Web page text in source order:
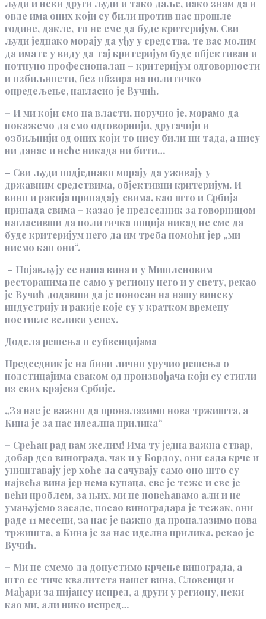
људи и неки други људи и тако даље, иако знам да и
овде има оних који су били против нас прошле
године, дакле, то не сме да буде критеријум. Сви
људи једнако морају да уђу у средства, те вас молим
да имате у виду да тај критеријум буде објективан и
потпуно професионалан – критеријум одговорности
и озбиљности, без обзира на политичко
опредељење, нагласио је Вучић.
– И ми који смо на власти, поручио је, морамо да
покажемо да смо одговорнији, другачији и
озбиљнији од оних који то нису били ни тада, а нису
ни данас и неће никада ни бити…
– Сви људи под‌једнако морају да уживају у
државним средствима, објективни критеријум. И
вино и ракија припадају свима, као што и Србија
припада свима – казао је председник за говорницом
нагласивши да политичка опција никад не сме да
буде критеријум него да им треба помоћи јер „ми
нисмо као они“.
– Појављују се наша вина и у Мишленовим
ресторанима не само у региону него и у свету, рекао
је Вучић додавши да је поносан на нашу винску
индустрију и ракије које су у кратком времену
постигле велики успех.
Додела решења о субвенцијама
Председник је на бини лично уручио решења о
подстицајима сваком од произвођача који су стигли
из свих крајева Србије.
„За нас је важно да проналазимо нова тржишта, а
Кина је за нас идеална прилика“
– Срећан рад вам желим! Има ту једна важна ствар,
добар део винограда, чак и у Бордоу, они сада крче и
уништавају јер хоће да сачувају само оно што су
највећа вина јер нема купаца, све је теже и све је
већи проблем, за њих, ми не повећавамо али и не
умањујемо засаде, посао виноградара је тежак, они
раде 11 месеци, за нас је важно да проналазимо нова
тржишта, а Кина је за нас иделна прилика, рекао је
Вучић.
– Ми не смемо да допустимо крчење винограда, а
што се тиче квалитета нашег вина, Словенци и
Мађари за нијансу испред, а други у региону, неки
као ми, али нико испред…